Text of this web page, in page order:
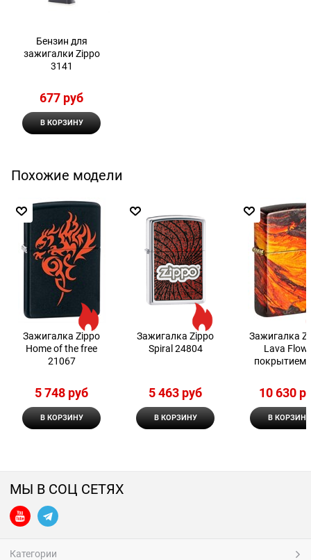
Бензин для
зажигалки Zippo
3141
677 руб
В КОРЗИНУ
Похожие модели
Зажигалка Zippo
Home of the free
21067
5 748 руб
В КОРЗИНУ
Зажигалка Zippo
Spiral 24804
5 463 руб
В КОРЗИНУ
Зажигалка
Lava Flow
покрытием
10 630
В КОРЗИНУ
МЫ В СОЦ СЕТЯХ
Категории